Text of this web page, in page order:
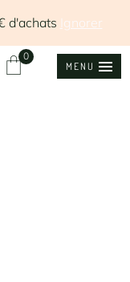
d'achats Ignorer
MENU
0